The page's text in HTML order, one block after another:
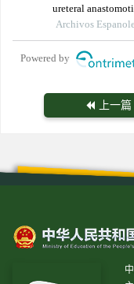
ureteral
Archivos
Powered by
上一篇